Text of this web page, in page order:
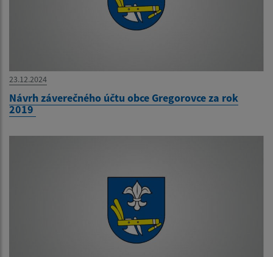
23.12.2024
Návrh záverečného účtu obce Gregorovce za rok
2019